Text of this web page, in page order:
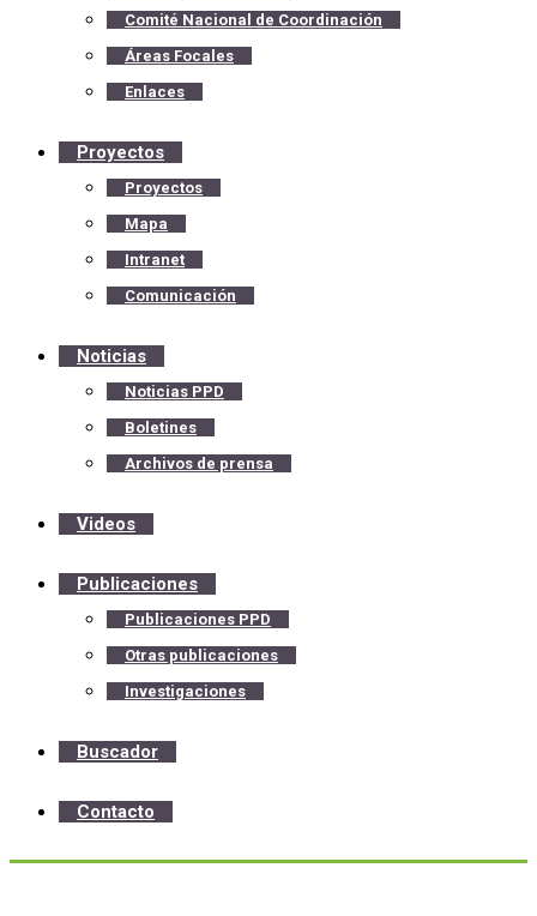
Comité Nacional de Coordinación
Áreas Focales
Enlaces
Proyectos
Proyectos
Mapa
Intranet
Comunicación
Noticias
Noticias PPD
Boletines
Archivos de prensa
Videos
Publicaciones
Publicaciones PPD
Otras publicaciones
Investigaciones
Buscador
Contacto